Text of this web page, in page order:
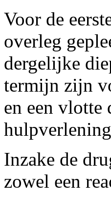
Voor de
overleg
dergelijke
termijn zijn
en een vlotte
Inzake de
zowel een